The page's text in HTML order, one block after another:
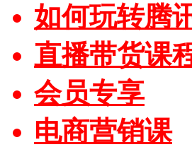
如何玩转腾
直播带货课
会员专享
电商营销课